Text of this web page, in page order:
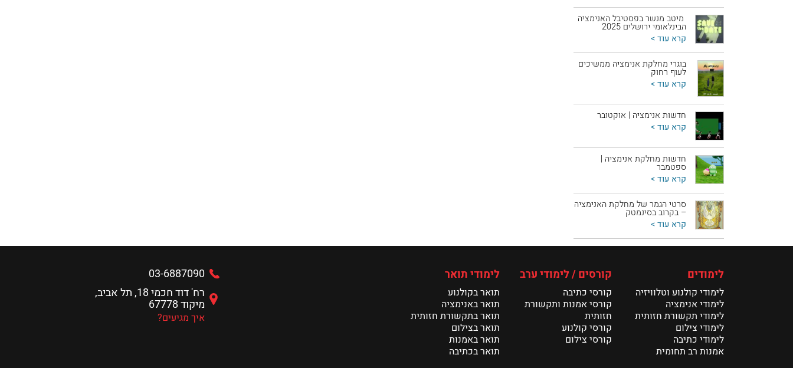
מיטב מנשר בפסטיבל האנימציה
הבינלאומי ירושלים 2025
קרא עוד >
בוגרי מחלקת אנימציה ממשיכים
לעוף רחוק
קרא עוד >
חדשות אנימציה | אוקטובר
קרא עוד >
חדשות מחלקת אנימציה |
ספטמבר
קרא עוד >
סרטי הגמר של מחלקת האנימציה
– בקרוב בסינמטק
קרא עוד >
לימודים
לימודי קולנוע וטלוויזיה
לימודי אנימציה
לימודי תקשורת חזותית
לימודי צילום
לימודי כתיבה
אמנות רב תחומית
קורסים / לימודי ערב
קורסי כתיבה
קורסי אמנות ותקשורת
חזותית
קורסי קולנוע
קורסי צילום
לימודי תואר
תואר בקולנוע
תואר באנימציה
תואר בתקשורת חזותית
תואר בצילום
תואר באמנות
תואר בכתיבה
03-6887090
רח' דוד חכמי 18, תל אביב,
מיקוד 67778
איך מגיעים?